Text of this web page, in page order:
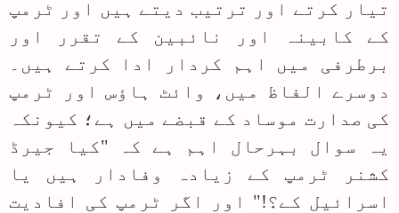
تیار کرتے اور ترتیب دیتے ہیں اور ٹرمپ
کے کابینہ اور نائبین کے تقرر اور
برطرفی میں اہم کردار ادا کرتے ہیں۔
دوسرے الفاظ میں، وائٹ ہاؤس اور ٹرمپ
کی صدارت موساد کے قبضے میں ہے؛ کیونکہ
یہ سوال بہرحال اہم ہے کہ "کیا جیرڈ
کشنر ٹرمپ کے زیادہ وفادار ہیں یا
اسرائیل کے؟!" اور اگر ٹرمپ کی افادیت